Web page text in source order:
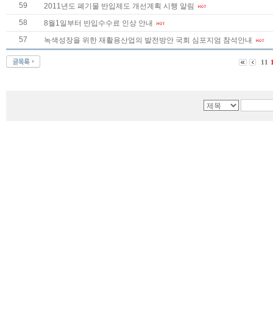
59
2011년도 폐기물 반입제도 개선계획 시행 알림
58
8월1일부터 반입수수료 인상 안내
57
녹색성장을 위한 재활용산업의 발전방안 국회 심포지엄 참석안내
11